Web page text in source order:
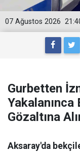
07 Ağustos 2026
Gurbetten
Yakalanınca
Gözaltına
Aksaray'da